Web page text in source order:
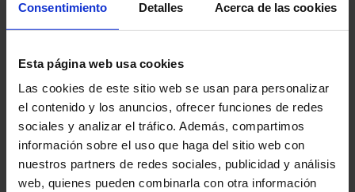
Consentimiento Detalles Acerca de las cookies
Esta página web usa cookies
Las cookies de este sitio web se usan para personalizar
el contenido y los anuncios, ofrecer funciones de redes
sociales y analizar el tráfico. Además, compartimos
información sobre el uso que haga del sitio web con
nuestros partners de redes sociales, publicidad y análisis
web, quienes pueden combinarla con otra información
Equipo administrativo que se encargará de toda la
Contacto Unidad de Lesionados de Tráfico
HM Santísima Trinidad